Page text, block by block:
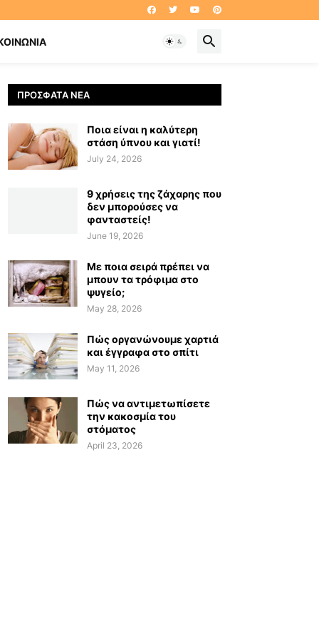
ΠΡΌΣΦΑΤΑ ΝΈΑ
Ποια είναι η καλύτερη
στάση ύπνου και γιατί!
July 24, 2026
9 χρήσεις της ζάχαρης που
δεν μπορούσες να
φανταστείς!
June 19, 2026
Με ποια σειρά πρέπει να
μπουν τα τρόφιμα στο
ψυγείο;
May 28, 2026
Πώς οργανώνουμε χαρτιά
και έγγραφα στο σπίτι
May 11, 2026
Πώς να αντιμετωπίσετε
την κακοσμία του
στόματος
April 23, 2026